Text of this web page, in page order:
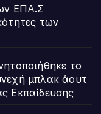
ΕΠΑ.Σ
των
το
μπλακ άουτ
Εκπαίδευσης